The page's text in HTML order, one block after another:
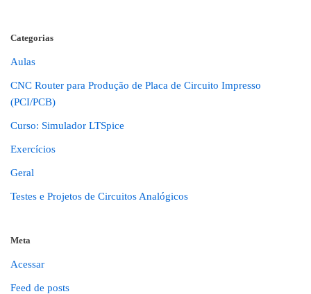
Categorias
Aulas
CNC Router para Produção de Placa de Circuito Impresso
(PCI/PCB)
Curso: Simulador LTSpice
Exercícios
Geral
Testes e Projetos de Circuitos Analógicos
Meta
Acessar
Feed de posts